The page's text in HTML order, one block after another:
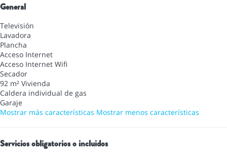
General
Televisión
Lavadora
Plancha
Acceso Internet
Acceso Internet Wifi
Secador
92 m² Vivienda
Caldera individual de gas
Garaje
Mostrar más características Mostrar menos características
Servicios obligatorios o incluidos